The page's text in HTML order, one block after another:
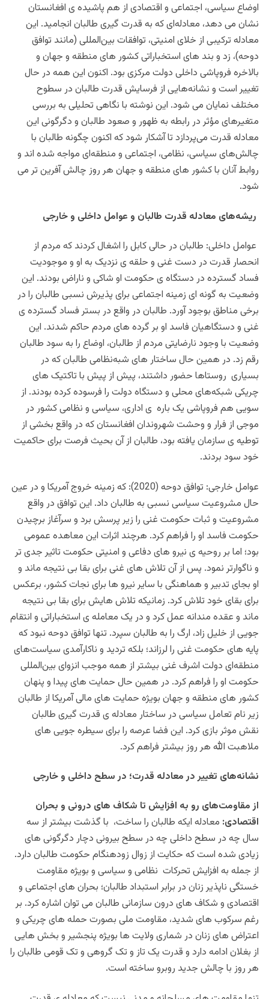
اوضاع سیاسی، اجتماعی و اقتصادی از هم پاشیده ی افغانستان
نشان می دهد، معادله‌ای که به قدرت‌ گیری طالبان انجامید. این
معادله ترکیبی از خلای امنیتی، توافقات بین‌المللی (مانند توافق
دوحه)، زد و بند های استخباراتی کشور های منطقه و جهان و
بالاخره فروپاشی داخلی دولت مرکزی بود. اکنون این همه در حال
تغییر است و نشانه‌هایی از فرسایش قدرت طالبان در سطوح
مختلف نمایان می شود. این نوشته با نگاهی تحلیلی به بررسی
متغیرهای مؤثر در رابطه به ظهور و صعود طالبان و دگرگونی این
معادله قدرت می‌پردازد تا آشکار شود که اکنون چگونه طالبان با
چالش‌های سیاسی، نظامی، اجتماعی و منطقه‌ای مواجه شده اند و
روابط آنان با کشور های منطقه و جهان هر روز چالش آفرین تر می
شود.
ریشه‌های معادله قدرت طالبان و عوامل داخلی و خارجی
عوامل داخلی: طالبان در حالی کابل را اشغال کردند که مردم از
انحصار قدرت در دست غنی و حلقه ی نزدیک به او و موجودیت
فساد گسترده در دستگاه ی حکومت او شاکی و ناراض بودند. این
وضعیت به گونه ای زمینه اجتماعی برای پذیرش نسبی طالبان را در
برخی مناطق بوجود آورد. طالبان در واقع در بستر فساد گسترده ی
غنی و دستگاهیان فاسد او بر گرده های مردم حاکم شدند. این
وضعیت با وجود نارضایتی مردم از طالبان، اوضاع را به سود طالبان
رقم زد. در همین حال ساختار های شبه‌نظامی طالبان که در
بسیاری روستاها حضور داشتند، پیش از پیش با تاکتیک های
چریکی شبکه‌های محلی و دستگاه دولت را فرسوده کرده بودند. از
سویی هم فروپاشی یک باره ی اداری، سیاسی و نظامی کشور در
موجی از فرار و وحشت شهروندان افغانستان که در واقع بخشی از
توطیه ی سازمان یافته بود، طالبان از آن بحیث فرصت برای حاکمیت
خود سود بردند.
عوامل خارجی: توافق دوحه (2020): که زمینه خروج آمریکا و در عین
حال مشروعیت سیاسی نسبی به طالبان داد. این توافق در واقع
مشروعیت و ثبات حکومت غنی را زیر پرسش برد و سرآغاز برچیدن
حکومت فاسد او را فراهم کرد. هرچند اثرات این معاهده عمومی
بود؛ اما بر روحیه ی نیرو های دفاعی و امنیتی حکومت تاثیر جدی تر
و ناگوارتر نمود. پس از آن تلاش های غنی برای بقا بی نتیجه ماند و
او بجای تدبیر و هماهنگی با سایر نیرو ها برای نجات کشور، برعکس
برای بقای خود تلاش کرد. زمانیکه تلاش هایش برای بقا بی نتیجه
ماند و عقده مندانه عمل کرد و در یک معامله ی استخباراتی و انتقام
جویی از خلیل زاد، ارگ را به طالبان سپرد. تنها توافق دوحه نبود که
پایه های حکومت غنی را لرزاند؛ بلکه تردید و ناکارآمدی سیاست‌های
منطقه‌ای دولت اشرف غنی بیشتر از همه موجب انزوای بین‌المللی
حکومت او را فراهم کرد. در همین حال حمایت های پیدا و پنهان
کشور های منطقه و جهان بویژه حمایت های مالی آمریکا از طالبان
زیر نام تعامل سیاسی در ساختار معادله ی قدرت گیری طالبان
نقش موثر بازی کرد. این فضا عرصه را برای سیطره جویی های
ملاهبت الله هر روز بیشتر فراهم کرد.
نشانه‌های تغییر در معادله قدرت؛ در سطح داخلی و خارجی
از مقاومت‌های رو به افزایش تا شکاف های درونی و بحران
اقتصادی: معادله ایکه طالبان را ساخت، با گذشت بیشتر از سه
سال چه در سطح داخلی چه در سطح بیرونی دچار دگرگونی های
زیادی شده است که حکایت از زوال زودهنگام حکومت طالبان دارد.
از جمله به افزایش تحرکات نظامی و سیاسی و بویژه مقاومت
خستگی ناپذیر زنان در برابر استبداد طالبان؛ بحران های اجتماعی و
اقتصادی و شکاف های درون سازمانی طالبان می توان اشاره کرد. بر
رغم سرکوب های شدید، مقاومت ملی بصورت حمله های چریکی و
اعتراض های زنان در شماری ولایت ها بویژه پنجشیر و بخش هایی
از بغلان ادامه دارد و قدرت یک تاز و تک گروهی و تک قومی طالبان را
هر روز با چالش جدید روبرو ساخته است.